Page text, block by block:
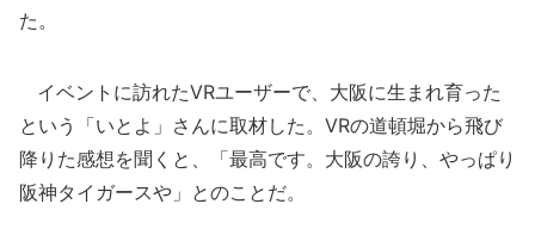
た。
イベントに訪れたVRユーザーで、大阪に生まれ育った
という「いとよ」さんに取材した。VRの道頓堀から飛び
降りた感想を聞くと、「最高です。大阪の誇り、やっぱり
阪神タイガースや」とのことだ。